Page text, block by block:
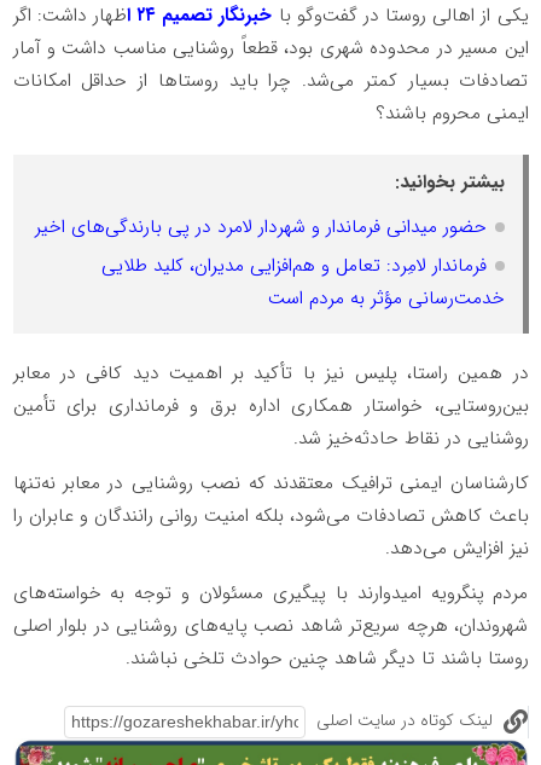
یکی از اهالی روستا در گفت‌وگو با خبرنگار تصمیم ۲۴ ا
ظهار داشت: اگر
این مسیر در محدوده شهری بود، قطعاً روشنایی مناسب داشت و آمار
تصادفات بسیار کمتر می‌شد. چرا باید روستاها از حداقل امکانات
ایمنی محروم باشند؟
بیشتر بخوانید:
حضور میدانی فرماندار و شهردار لامرد در پی بارندگی‌های اخیر
فرماندار لامِرد: تعامل و هم‌افزایی مدیران، کلید طلایی
خدمت‌رسانی مؤثر به مردم است
در همین راستا، پلیس نیز با تأکید بر اهمیت دید کافی در معابر
بین‌روستایی، خواستار همکاری اداره برق و فرمانداری برای تأمین
روشنایی در نقاط حادثه‌خیز شد.
کارشناسان ایمنی ترافیک معتقدند که نصب روشنایی در معابر نه‌تنها
باعث کاهش تصادفات می‌شود، بلکه امنیت روانی رانندگان و عابران را
نیز افزایش می‌دهد.
مردم پنگرویه امیدوارند با پیگیری مسئولان و توجه به خواسته‌های
شهروندان، هرچه سریع‌تر شاهد نصب پایه‌های روشنایی در بلوار اصلی
روستا باشند تا دیگر شاهد چنین حوادث تلخی نباشند.
لینک کوتاه در سایت اصلی